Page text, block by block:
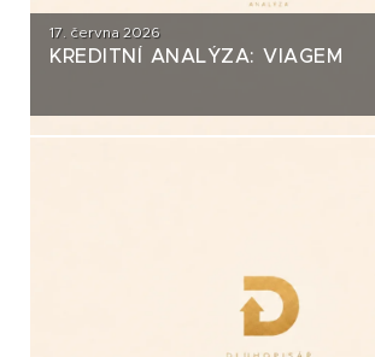
17. června 2026
KREDITNÍ ANALÝZA: VIAGEM